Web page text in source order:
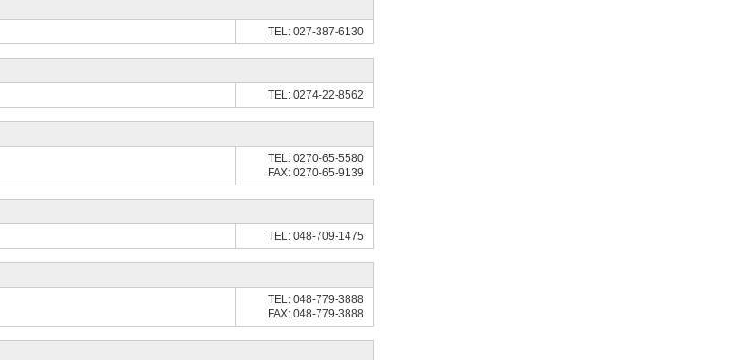
TEL: 027-387-6130
TEL: 0274-22-8562
TEL: 0270-65-5580
FAX: 0270-65-9139
TEL: 048-709-1475
TEL: 048-779-3888
FAX: 048-779-3888